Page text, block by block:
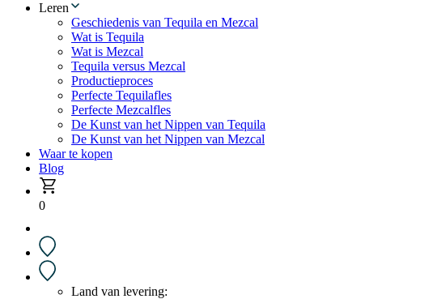
Leren
Geschiedenis van Tequila en Mezcal
Wat is Tequila
Wat is Mezcal
Tequila versus Mezcal
Productieproces
Perfecte Tequilafles
Perfecte Mezcalfles
De Kunst van het Nippen van Tequila
De Kunst van het Nippen van Mezcal
Waar te kopen
Blog
0
Land van levering: